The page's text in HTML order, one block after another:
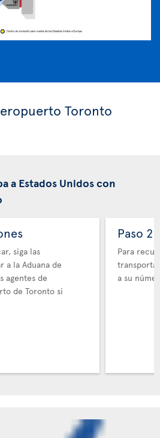
Toronto
a Estados Unidos con
siga las
a la Aduana de
agentes de
de Toronto si
Paso 2
Para
a su